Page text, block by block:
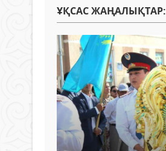
ҰҚСАС ЖАҢАЛЫҚТАР: